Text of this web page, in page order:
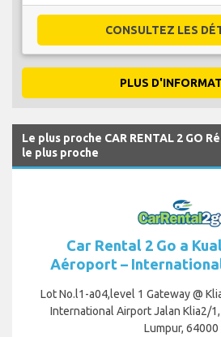
CONSULTEZ LES
PLUS
Le plus proche CAR RENTAL 2 GO
le plus proche
Car Rental 2 Go a
Aéroport –
Lot No.l1-a04,level 1 Gateway @
International Airport Jalan Klia2/1,
Lumpur, 64000